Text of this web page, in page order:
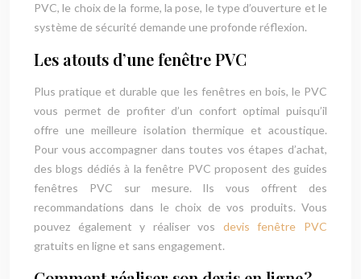
PVC, le choix de la forme, la pose, le type d’ouverture et le
système de sécurité demande une profonde réflexion.
Les atouts d’une fenêtre PVC
Plus pratique et durable que les fenêtres en bois, le PVC
vous permet de profiter d’un confort optimal puisqu’il
offre une meilleure isolation thermique et acoustique.
Pour vous accompagner dans toutes vos étapes d’achat,
des blogs dédiés à la fenêtre PVC proposent des guides
fenêtres PVC sur mesure. Ils vous offrent des
recommandations dans le choix de vos produits. Vous
pouvez également y réaliser vos devis fenêtre PVC
gratuits en ligne et sans engagement.